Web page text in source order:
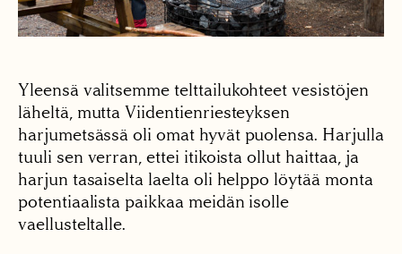
Yleensä valitsemme telttailukohteet vesistöjen
läheltä, mutta Viidentienriesteyksen
harjumetsässä oli omat hyvät puolensa. Harjulla
tuuli sen verran, ettei itikoista ollut haittaa, ja
harjun tasaiselta laelta oli helppo löytää monta
potentiaalista paikkaa meidän isolle
vaellusteltalle.